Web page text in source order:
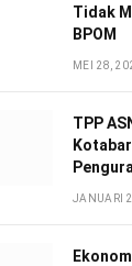
Tidak
BPOM
MEI 28,
TPP
JANUARI